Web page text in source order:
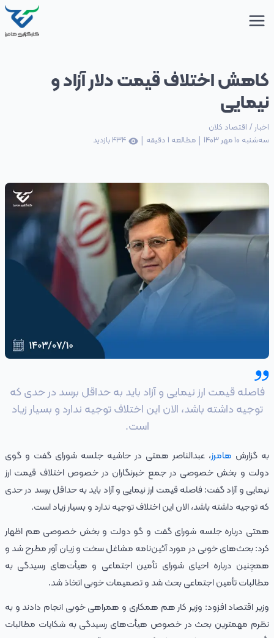
کاهش اختلاف قیمت دلار آزاد و
نیمایی
اخبار / اقتصاد کلان
سه‌شنبه 10 مهر 1403
| مطالعه 1 دقیقه |
434بازدید
فاصله قیمت ارز نیمایی و آزاد باید به حداقل برسد در حدی که
توجیه داشته باشد، الان این اختلاف توجیه ندارد و بسیار زیاد
است.
به گزارش هامرز، عبدالناصر همتی در حاشیه جلسه شورای گفت و گوی
دولت و بخش خصوصی در جمع خبرنگاران در خصوص اختلاف قیمت ارز
نیمایی و آزاد گفت: فاصله قیمت ارز نیمایی و آزاد باید به حداقل برسد در حدی
که توجیه داشته باشد، الان این اختلاف توجیه ندارد و بسیار زیاد است.
همتی درباره جلسه شورای گفت و گو دولت و بخش خصوصی هم اظهار
کرد: بحث‌های خوبی در مورد آئین‌نامه مشاغل سخت و زیان آور مطرح شد و
همچنین درباره احیای شورای تأمین اجتماعی و هیأت‌های رسیدگی به
مطالبات تأمین اجتماعی بحث شد و تصمیمات خوبی اتخاذ شد.
وزیر اقتصاد افزود: وزیر کار هم همکاری و همراهی خوبی انجام دادند و به
نظرم مهمترین بحث در خصوص هیأت‌های رسیدگی به شکایات مطالبات